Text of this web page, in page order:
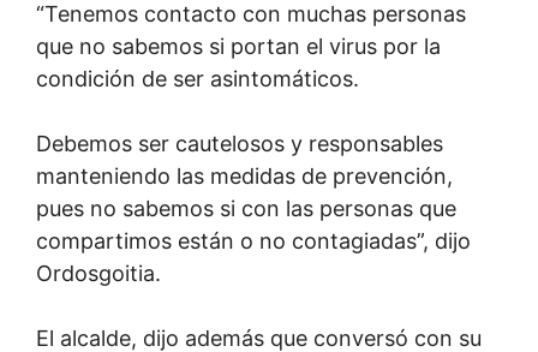
“Tenemos contacto con muchas personas
que no sabemos si portan el virus por la
condición de ser asintomáticos.
Debemos ser cautelosos y responsables
manteniendo las medidas de prevención,
pues no sabemos si con las personas que
compartimos están o no contagiadas”, dijo
Ordosgoitia.
El alcalde, dijo además que conversó con su